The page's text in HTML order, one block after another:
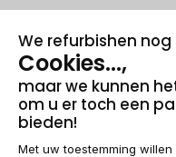
100% beveiligde
Wettelijke